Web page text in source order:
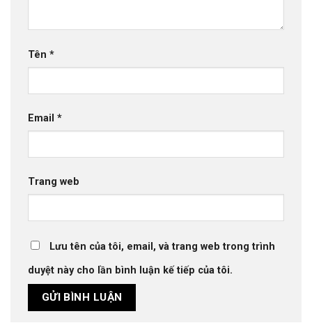
Tên *
Email *
Trang web
Lưu tên của tôi, email, và trang web trong trình
duyệt này cho lần bình luận kế tiếp của tôi.